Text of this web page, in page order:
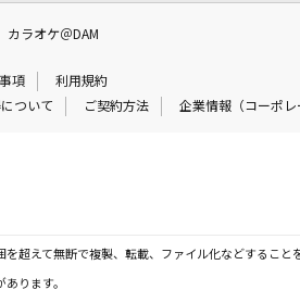
カラオケ＠DAM
項
利用規約
ついて ご契約方法 企業情報（コーポレ
超えて無断で複製、転載、ファイル化などすること
ります。